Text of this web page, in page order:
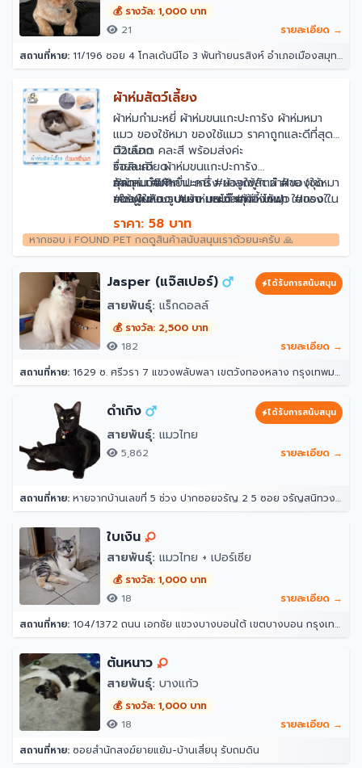
💰 รางวัล: 1,000 บาท
21
รายละเอียด →
สถานที่หาย: 11/196 ซอย 4 โกลเด้นนีโอ 3 พันท้ายนรสิงห์ อำเภอเมืองสมุทรสาคร สมุทรสาคร 74000
ผ้าห่มสัตว์เลี้ยง
ผ้าห่มกำมะหยี่ ผ้าห่มขนแกะปะการัง ผ้าห่มหมา
แมว ของใช้หมา ของใช้แมว ราคาถูกและดีที่สุด
มี2ขนาด คละสี พร้อมส่งค่ะ
รายละเอียด
คุณสมบัติ💙
• ใช้ปูในห้อง บนรถ บนโต๊ะเก้าอี้ โซฟา ในกรง ใน
• หรือห่มให้น้อง, ปูเสริมที่นอนเก่าให้นุ่มน่านอน
• ใช้งานได้นาน ปลอดภัยต่อสัตว์เลี้ยง ซัก
• หนา ห่มแล้วอุ่น
• คละสี🎈
ตัวเลือก
ชื่อสินค้า : ผ้าห่มขนแกะปะการัง
วัสดุ : กำมะหยี่ปะการัง ผ้าลูกฟูก ผ้าฝ้าย (ชุด
ของผู้ผลิต รูปแบบ และวัสดุต่างกัน)
🚨สีทั้งหมด6 สี (คละสีนะคะ)🚨
สีเทาอ่อน, สีกากี, เบจ, น้ำตาล, เทาเข้ม, รอยัล
บลู
เล็ก : ยาว 70 ซม. กว้าง 50 ซม. น้ำหนัก 105g
ขนาดใหญ่ ยาว 100cm กว้าง 70cm น้ำหนัก
195g
#ผ้าห่ม #ผ้ากำมะหยี่ #ของใช้สัตว์ #ของใช้หมา
#ของใช้แมว #ผ้าห่มหมา #ผ้าห่มแมว #ของใช้
สัตว์เลี้ยง #ผ้าฝ้าย
ราคา: 58 บาท
หากชอบ i FOUND PET กดดูสินค้าสนับสนุนเราด้วยนะครับ 🙏
Jasper (แจ๊สเปอร์) ได้รับการสนับสนุน
สายพันธุ์: แร็กดอลล์
💰 รางวัล: 2,500 บาท
182
รายละเอียด →
สถานที่หาย: 1629 ซ. ศรีวรา 7 แขวงพลับพลา เขตวังทองหลาง กรุงเทพมหานคร 10312
ดำเกิง ได้รับการสนับสนุน
สายพันธุ์: แมวไทย
5,862 รายละเอียด →
สถานที่หาย: หายจากบ้านเลขที่ 5 ช่วง ปากซอยจรัญ 2 5 ซอย จรัญสนิทวงศ์ 2 แขวงวัดท่าพระ เขตบางกอกใหญ่ กรุงเทพมหานคร 10600 ประเทศไทย
ใบเงิน
สายพันธุ์: แมวไทย + เปอร์เซีย
💰 รางวัล: 1,000 บาท
18
รายละเอียด →
สถานที่หาย: 104/1372 ถนน เอกชัย แขวงบางบอนใต้ เขตบางบอน กรุงเทพมหานคร 10150
ต้นหนาว
สายพันธุ์: บางแก้ว
💰 รางวัล: 1,000 บาท
18
รายละเอียด →
สถานที่หาย: ซอยสำนักสงฆ์ยายแย้ม-บ้านเสี่ยนุ รับถมดิน